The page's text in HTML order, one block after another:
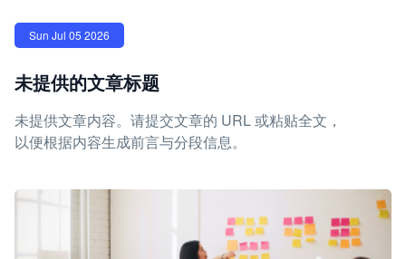
Sun Jul 05 2026
未提供的文章标题
未提供文章内容。请提交文章的 URL 或粘贴全文，
以便根据内容生成前言与分段信息。